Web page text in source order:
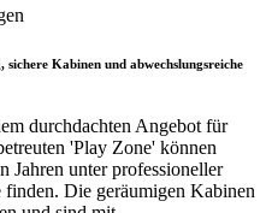
Kabinen und abwechslungsreiche
durchdachten Angebot für
'Play Zone' können
Jahren unter professioneller
Die geräumigen Kabinen